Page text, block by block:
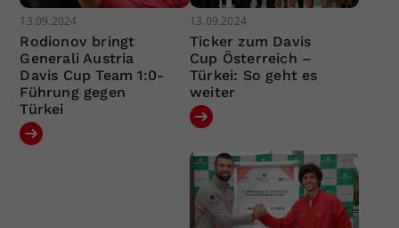
13.09.2024
Rodionov bringt
Generali Austria
Davis Cup Team 1:0-
Führung gegen
Türkei
13.09.2024
Ticker zum Davis
Cup Österreich –
Türkei: So geht es
weiter